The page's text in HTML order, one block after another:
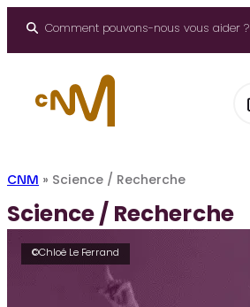
Comment pouvons-nous vous aider ?
CNM » Science / Recherche
Science / Recherche
©Chloé Le Ferrand